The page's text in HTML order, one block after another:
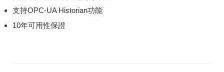
支持OPC-UA Historian功能
10年可用性保證